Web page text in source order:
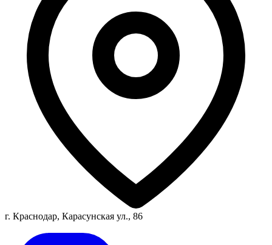
г. Краснодар, Карасунская ул., 86